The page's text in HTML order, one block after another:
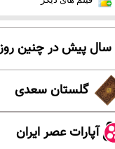
گلستان سعدی
آپارات عصر ایران